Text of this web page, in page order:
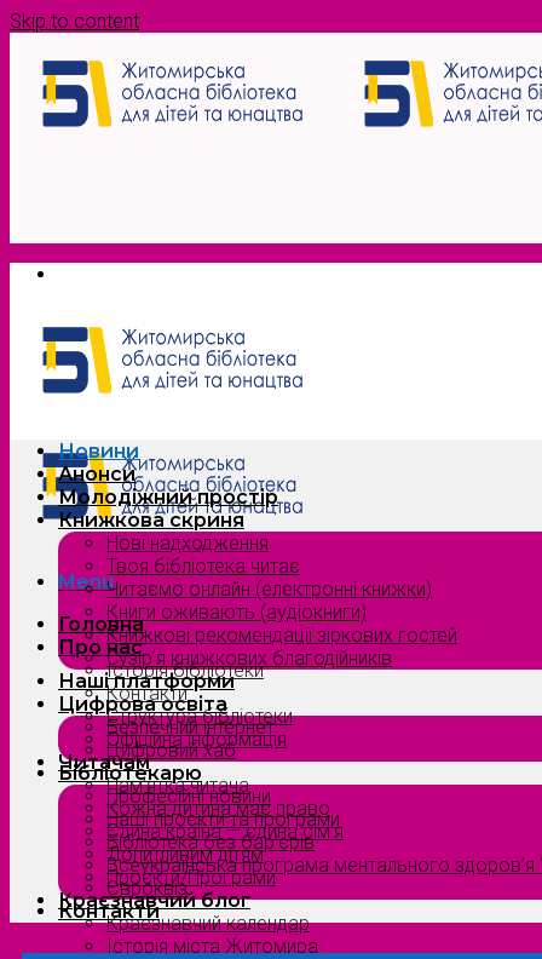
Skip to content
Menu
Головна
Про нас
Історія бібліотеки
Контакти
Структура бібліотеки
Офіційна інформація
Читачам
Пам’ятка читача
Кожна дитина має право
Єдина країна — єдина сім’я
Допитливим дітям
Проєкти/Програми
Краєзнавчий блог
Краєзнавчий календар
Історія міста Житомира
Новини
Анонси
Молодіжний простір
Книжкова скриня
Нові надходження
Твоя бібліотека читає
Читаємо онлайн (електронні книжки)
Книги оживають (аудіокниги)
Книжкові рекомендації зіркових гостей
Сузірʼя книжкових благодійників
Наші платформи
Цифрова освіта
Безпечний інтернет
Цифровий хаб
Бібліотекарю
Професійні новини
Наші проєкти та програми
Бібліотека без бар’єрів
Всеукраїнська програма ментального здоров’я
Євроквіз
Контакти